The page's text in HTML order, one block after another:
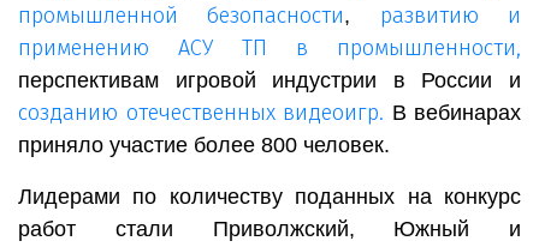
промышленной безопасности, развитию и
применению АСУ ТП в промышленности,
перспективам игровой индустрии в России и
созданию отечественных видеоигр. В вебинарах
приняло участие более 800 человек.
Лидерами по количеству поданных на конкурс
работ стали Приволжский, Южный и